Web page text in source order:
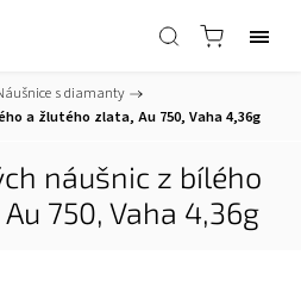
s diamanty /
a žlutého zlata, Au 750, Vaha 4,36g
náušnic z bílého
750, Vaha 4,36g